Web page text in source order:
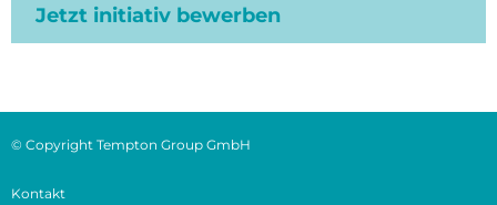
Jetzt initiativ bewerben
© Copyright Tempton Group GmbH
Kontakt